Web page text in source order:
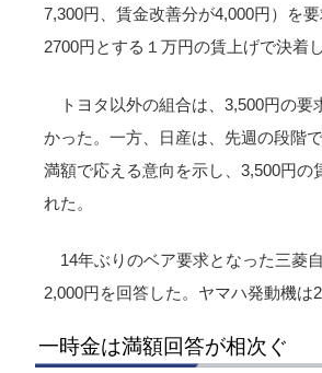
7,300円、賃金改善分が4,000円）を
2700円とする１万円の賃上げで決着し
トヨタ以外の組合は、3,500円の
かった。一方、日産は、先週の段階
満額で応える意向を示し、3,500円
れた。
14年ぶりのベア要求となった三菱
2,000円を回答した。ヤマハ発動機
一時金は満額回答が相次ぐ